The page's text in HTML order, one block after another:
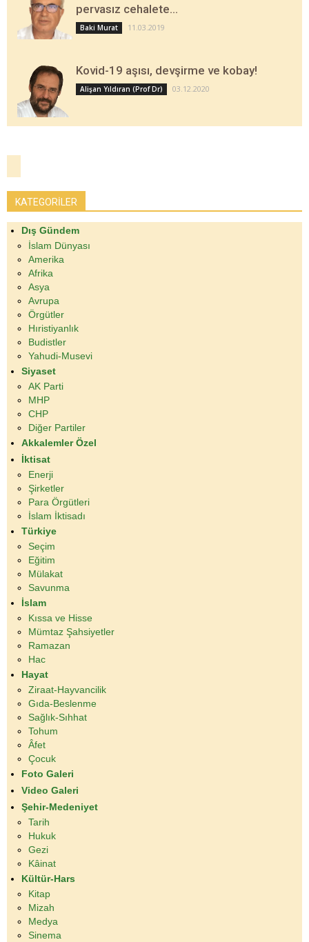
pervasız cehalete…
Baki Murat 11.03.2019
Kovid-19 aşısı, devşirme ve kobay!
Alişan Yıldıran (Prof Dr) 03.12.2020
KATEGORİLER
Dış Gündem
İslam Dünyası
Amerika
Afrika
Asya
Avrupa
Örgütler
Hıristiyanlık
Budistler
Yahudi-Musevi
Siyaset
AK Parti
MHP
CHP
Diğer Partiler
Akkalemler Özel
İktisat
Enerji
Şirketler
Para Örgütleri
İslam İktisadı
Türkiye
Seçim
Eğitim
Mülakat
Savunma
İslam
Kıssa ve Hisse
Mümtaz Şahsiyetler
Ramazan
Hac
Hayat
Ziraat-Hayvancilik
Gıda-Beslenme
Sağlık-Sıhhat
Tohum
Âfet
Çocuk
Foto Galeri
Video Galeri
Şehir-Medeniyet
Tarih
Hukuk
Gezi
Kâinat
Kültür-Hars
Kitap
Mizah
Medya
Sinema